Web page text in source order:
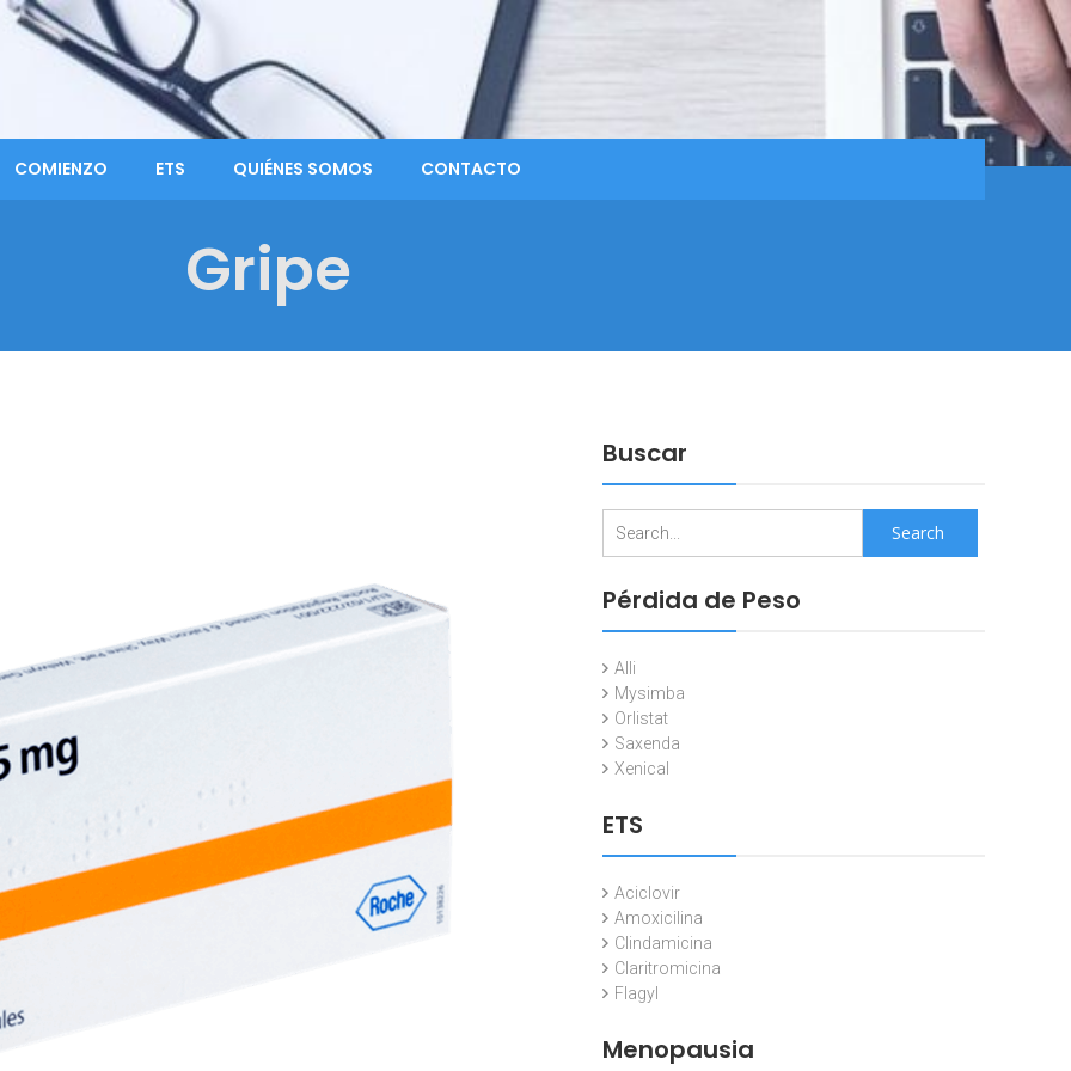
COMIENZO ETS QUIÉNES SOMOS CONTACTO
Gripe
Buscar
for:
Pérdida de Peso
Alli
Mysimba
Orlistat
Saxenda
Xenical
ETS
Aciclovir
Amoxicilina
Clindamicina
Claritromicina
Flagyl
Menopausia